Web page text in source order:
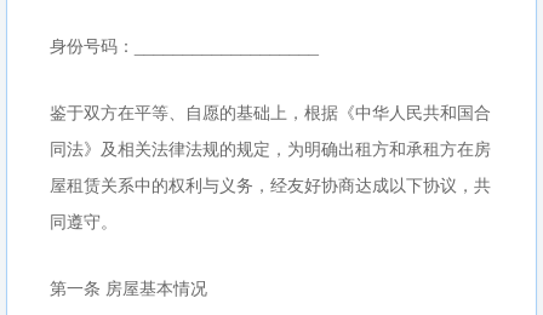
身份号码：___________________
鉴于双方在平等、自愿的基础上，根据《中华人民共和国合
同法》及相关法律法规的规定，为明确出租方和承租方在房
屋租赁关系中的权利与义务，经友好协商达成以下协议，共
同遵守。
第一条 房屋基本情况